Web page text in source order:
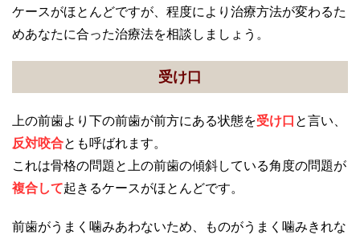
ケースがほとんどですが、程度により治療方法が変わるた
めあなたに合った治療法を相談しましょう。
受け口
上の前歯より下の前歯が前方にある状態を受け口 と言い、
反対咬合とも呼ばれます。
これは骨格の問題と上の前歯の傾斜している角度の問題が
複合して起きるケースがほとんどです。
前歯がうまく噛みあわないため、ものがうまく噛みきれな